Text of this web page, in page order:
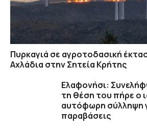
Πυρκαγιά σε αγροτοδασική
Αχλάδια στην Σητεία Κρήτης
Ελαφονήσι:
τη θέση του πήρε ο
αυτόφωρη σύλληψη
παραβάσεις